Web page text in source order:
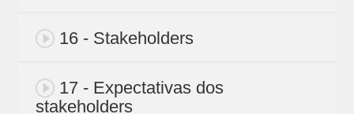
16 - Stakeholders
17 - Expectativas dos
stakeholders